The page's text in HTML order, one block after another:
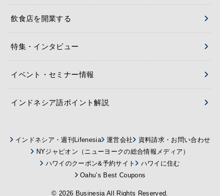
飲食店を開業する
特集・インタビュー
イベント・セミナー情報
インドネシア語ポイント解説
インドネシア・週刊Lifenesia 運営会社
資料請求・お問い合わせ
NYジャピオン（ニューヨークの総合情報メディア）
ハワイのクーポン&予約サイト
ハワイに住む
Oahu’s Best Coupons
© 2026 BusinesiaAll Rights Reserved.